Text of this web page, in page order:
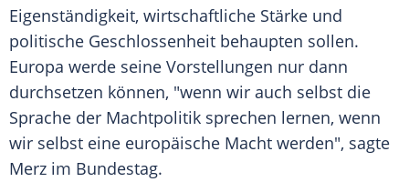
Eigenständigkeit, wirtschaftliche Stärke und
politische Geschlossenheit behaupten sollen.
Europa werde seine Vorstellungen nur dann
durchsetzen können, "wenn wir auch selbst die
Sprache der Machtpolitik sprechen lernen, wenn
wir selbst eine europäische Macht werden", sagte
Merz im Bundestag.